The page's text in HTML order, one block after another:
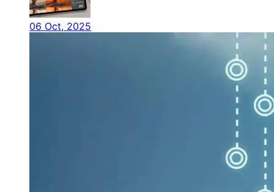
06 Oct, 2025